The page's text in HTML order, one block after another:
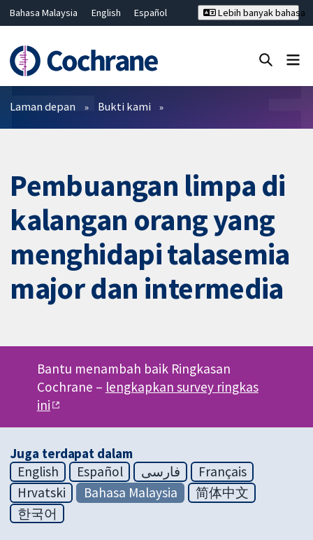
Bahasa Malaysia English
Español
Hrvatski
Deutsch ไทย
繁體中文
简体中文
Lebih banyak bahasa
Penapis
Laman depan Bukti kami
Pembuangan limpa di
kalangan orang yang
menghidapi talasemia
major dan intermedia
Bantu menambah baik Ringkasan
Cochrane – lengkapkan survey ringkas
ini
Juga terdapat dalam
English
Español فارسی
Français
Hrvatski
Bahasa Malaysia
简体中文
한국어